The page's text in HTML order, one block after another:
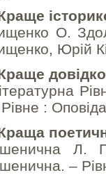
О.
Юрій
:
Л.
–